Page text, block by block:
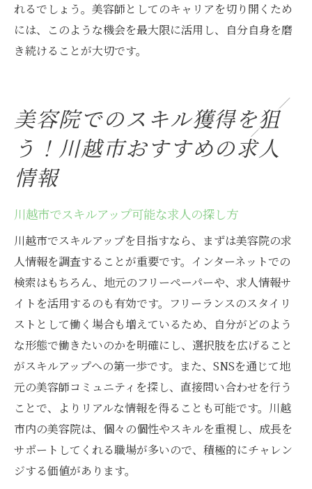
れるでしょう。美容師としてのキャリアを切り開くため
には、このような機会を最大限に活用し、自分自身を磨
き続けることが大切です。
美容院でのスキル獲得を狙
う！川越市おすすめの求人
情報
川越市でスキルアップ可能な求人の探し方
川越市でスキルアップを目指すなら、まずは美容院の求
人情報を調査することが重要です。インターネットでの
検索はもちろん、地元のフリーペーパーや、求人情報サ
イトを活用するのも有効です。フリーランスのスタイリ
ストとして働く場合も増えているため、自分がどのよう
な形態で働きたいのかを明確にし、選択肢を広げること
がスキルアップへの第一歩です。また、SNSを通じて地
元の美容師コミュニティを探し、直接問い合わせを行う
ことで、よりリアルな情報を得ることも可能です。川越
市内の美容院は、個々の個性やスキルを重視し、成長を
サポートしてくれる職場が多いので、積極的にチャレン
ジする価値があります。